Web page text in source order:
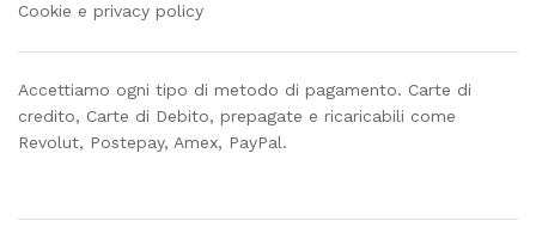
Cookie e privacy policy
Accettiamo ogni tipo di metodo di pagamento. Carte di
credito, Carte di Debito, prepagate e ricaricabili come
Revolut, Postepay, Amex, PayPal.